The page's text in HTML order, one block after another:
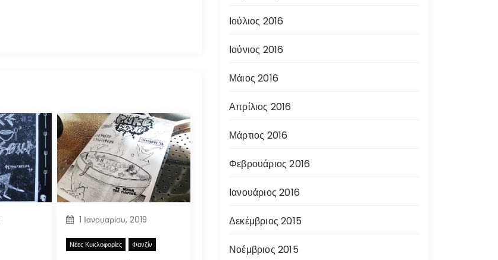
1 Ιανουαρίου, 2019
Νέες Κυκλοφορίες Φανζίν
Ιούλιος 2016
Ιούνιος 2016
Μάιος 2016
Απρίλιος 2016
Μάρτιος 2016
Φεβρουάριος 2016
Ιανουάριος 2016
Δεκέμβριος 2015
Νοέμβριος 2015